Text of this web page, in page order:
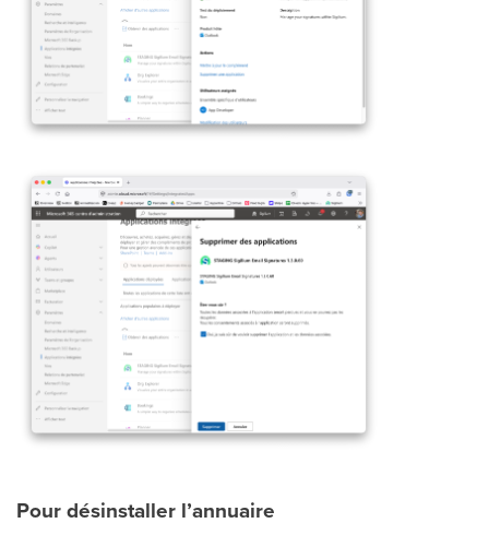
Pour désinstaller l’annuaire